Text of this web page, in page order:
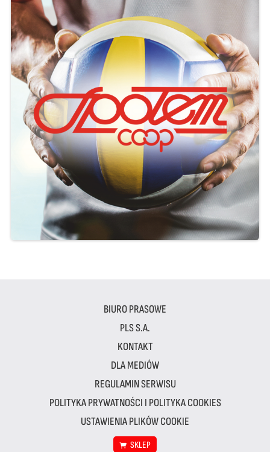
BIURO PRASOWE
PLS S.A.
KONTAKT
DLA MEDIÓW
REGULAMIN SERWISU
POLITYKA PRYWATNOŚCI I POLITYKA COOKIES
USTAWIENIA PLIKÓW COOKIE
SKLEP